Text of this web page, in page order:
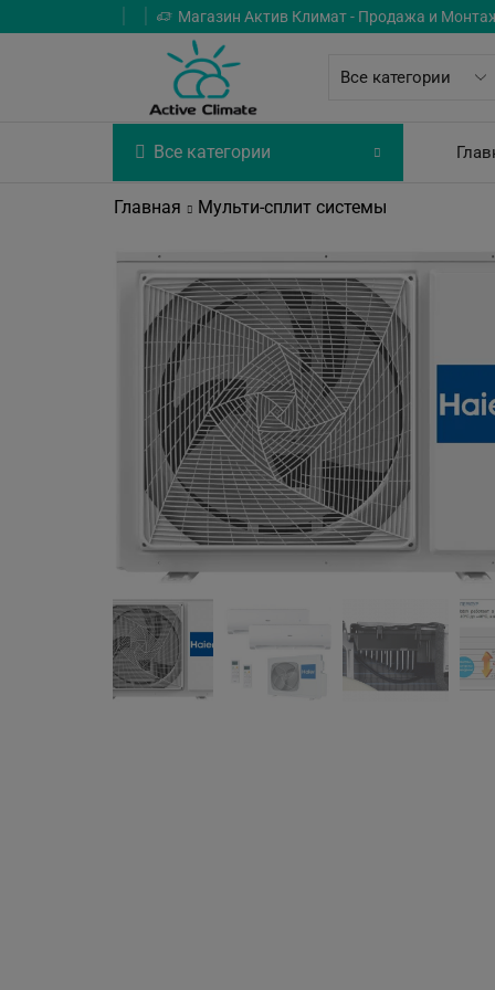
Магазин Актив Климат - Продажа и
Все категории
Главная Мульти-сплит системы